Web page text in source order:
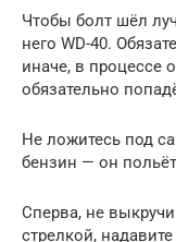
Чтобы болт шёл
него WD-40.
иначе, в процессе
обязательно
Не ложитесь под
бензин — он
Сперва, не
стрелкой,